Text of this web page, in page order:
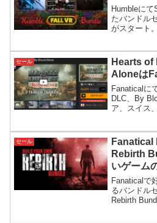
Humbleにて
たバンドル
がスタート
セール
Hearts of
Aloneは
Fanaticalに
DLC、By
ア、スイス
あたらな和
などゲーム
セール
Fanatical
Rebirth
いゲーム
Fanaticalで
るバンドル
Rebirth
売り切れて